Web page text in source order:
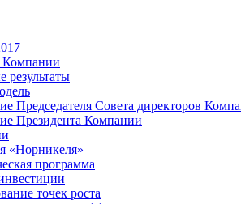
результаты
Председателя Совета директоров
Президента Компании
«Норникеля»
программа
точек роста